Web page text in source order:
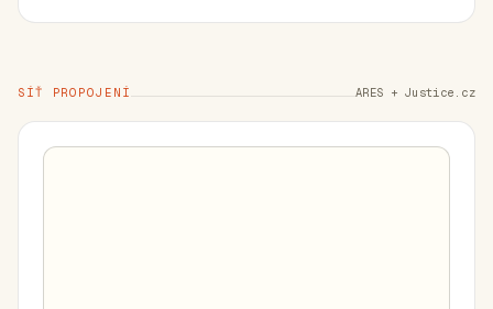
SÍŤ PROPOJENÍ ARES + Justice.cz